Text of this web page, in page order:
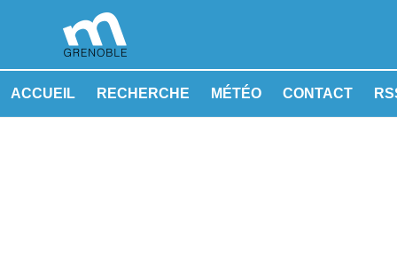
ACCUEIL RECHERCHE MÉTÉO CONTACT